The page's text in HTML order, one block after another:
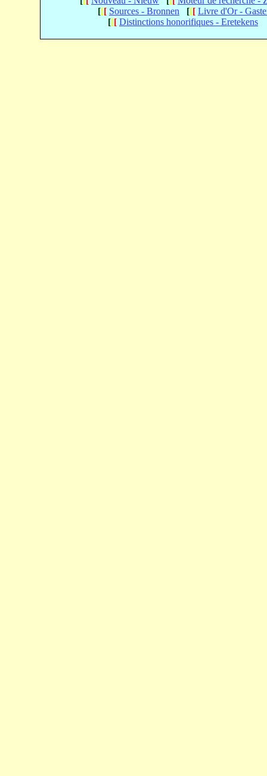
[[[ Sources - Bronnen [[[ Livre d'Or -
[[[ Distinctions honorifiques - Eretekens